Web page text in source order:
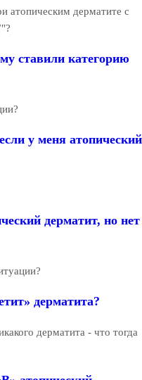
атопическим дерматите с
ставили категорию
у меня атопический
дерматит, но нет
дерматита?
дерматита - что тогда